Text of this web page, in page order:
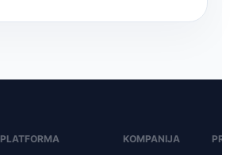
PLATFORMA KOMPANIJA